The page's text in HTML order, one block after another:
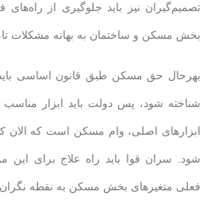
تصمیم‌گیران نیز باید جلوگیری از راه‌های
بخش مسکن و ساختمان به بهانه مشکلات
بهرحال حق مسکن طبق قانون اساسی
شناخته شود،‌ پس دولت باید ابزار مناسب
ابزارهای اصلی، وام مسکن است که الان
شود. سران قوا باید راه علاج برای این
فعلی متغیرهای بخش مسکن به نقطه